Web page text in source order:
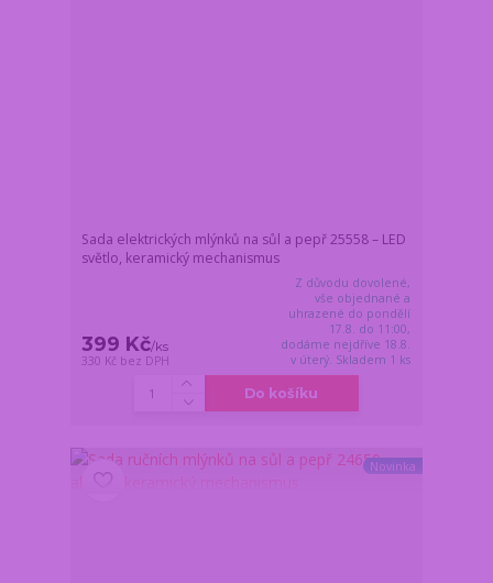
Sada elektrických mlýnků na sůl a pepř 25558 – LED
světlo, keramický mechanismus
399 Kč/ks
330 Kč bez DPH
Z důvodu dovolené,
vše objednané a
uhrazené do pondělí
17.8. do 11:00,
dodáme nejdříve 18.8.
v úterý. Skladem 1 ks
Do košíku
Novinka